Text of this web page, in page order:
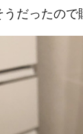
だったので